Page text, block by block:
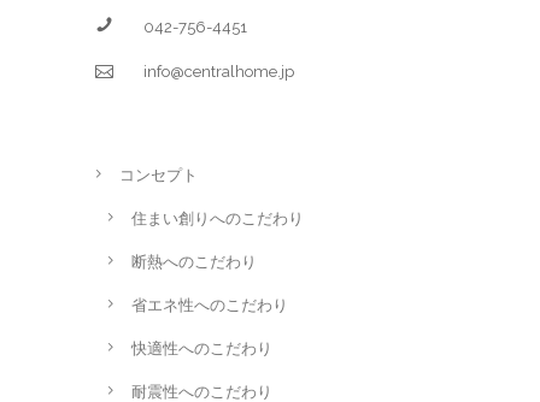
042-756-4451
info@centralhome.jp
コンセプト
住まい創りへのこだわり
断熱へのこだわり
省エネ性へのこだわり
快適性へのこだわり
耐震性へのこだわり